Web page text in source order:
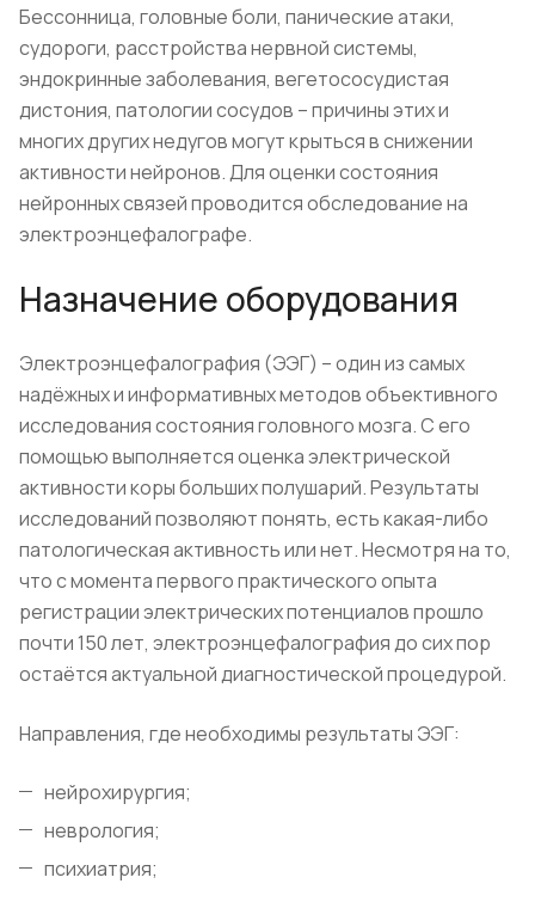
Бессонница, головные боли, панические атаки,
судороги, расстройства нервной системы,
эндокринные заболевания, вегетососудистая
дистония, патологии сосудов – причины этих и
многих других недугов могут крыться в снижении
активности нейронов. Для оценки состояния
нейронных связей проводится обследование на
электроэнцефалографе.
Назначение оборудования
Электроэнцефалография (ЭЭГ) – один из самых
надёжных и информативных методов объективного
исследования состояния головного мозга. С его
помощью выполняется оценка электрической
активности коры больших полушарий. Результаты
исследований позволяют понять, есть какая-либо
патологическая активность или нет. Несмотря на то,
что с момента первого практического опыта
регистрации электрических потенциалов прошло
почти 150 лет, электроэнцефалография до сих пор
остаётся актуальной диагностической процедурой.
Направления, где необходимы результаты ЭЭГ:
нейрохирургия;
неврология;
психиатрия;